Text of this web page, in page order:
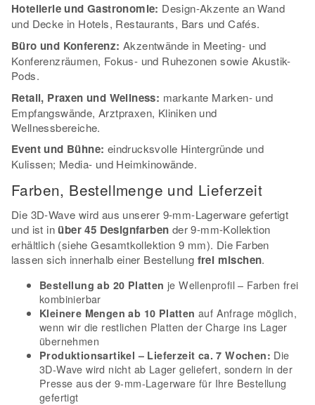
Hotellerie und Gastronomie: Design-Akzente an Wand
und Decke in Hotels, Restaurants, Bars und Cafés.
Büro und Konferenz: Akzentwände in Meeting- und
Konferenzräumen, Fokus- und Ruhezonen sowie Akustik-
Pods.
Retail, Praxen und Wellness: markante Marken- und
Empfangswände, Arztpraxen, Kliniken und
Wellnessbereiche.
Event und Bühne: eindrucksvolle Hintergründe und
Kulissen; Media- und Heimkinowände.
Farben, Bestellmenge und Lieferzeit
Die 3D-Wave wird aus unserer 9-mm-Lagerware gefertigt
und ist in über 45 Designfarben der 9-mm-Kollektion
erhältlich (siehe Gesamtkollektion 9 mm). Die Farben
lassen sich innerhalb einer Bestellung frei mischen.
Bestellung ab 20 Platten je Wellenprofil – Farben frei
kombinierbar
Kleinere Mengen ab 10 Platten auf Anfrage möglich,
wenn wir die restlichen Platten der Charge ins Lager
übernehmen
Produktionsartikel – Lieferzeit ca. 7 Wochen: Die
3D-Wave wird nicht ab Lager geliefert, sondern in der
Presse aus der 9-mm-Lagerware für Ihre Bestellung
gefertigt